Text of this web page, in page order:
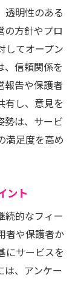
透明性のある
の方針やプロ
してオープン
、信頼関係を
報告や保護者
有し、意見を
勢は、サービ
満足度を高め
ント
続的なフィー
者や保護者か
にサービスを
、アンケー